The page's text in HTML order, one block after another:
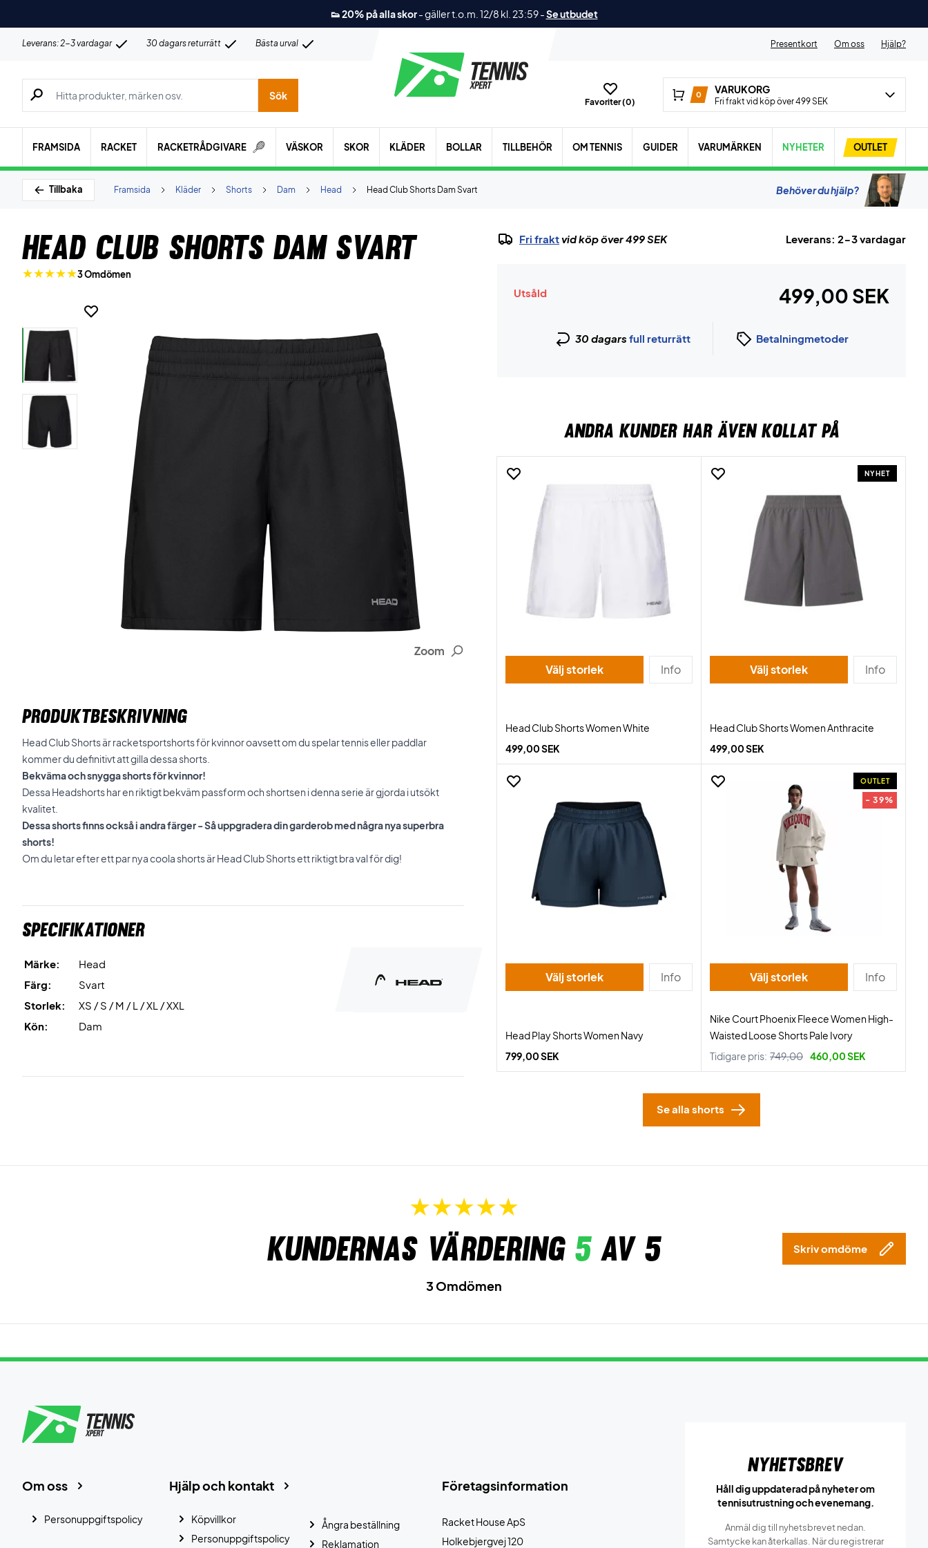
👟 20% på alla skor-gäller t.o.m. 12/8 kl. 23:59-Se utbudet
Leverans: 2-3 vardagar 30 dagars returrätt Bästa urval Presentkort Om oss Hjälp?
Sök efter produkter, märken osv.
Sök
Favoriter (0)
0 VARUKORG
Fri frakt vid köp över 499 SEK
FRAMSIDA RACKET RACKETRÅDGIVARE VÄSKOR SKOR KLÄDER BOLLAR TILLBEHÖR OM TENNIS GUIDER VARUMÄRKEN NYHETER OUTLET
Tillbaka Head Club Shorts Dam Svart
Head
Dam
Shorts
Kläder
Framsida Behöver du hjälp?
Head Club Shorts Dam Svart
3 Omdömen
Zoom
PRODUKTBESKRIVNING
Head Club Shorts är racketsportshorts för kvinnor oavsett om du spelar tennis eller paddlar
kommer du definitivt att gilla dessa shorts.
Bekväma och snygga shorts för kvinnor!
Dessa Headshorts har en riktigt bekväm passform och shortsen i denna serie är gjorda i utsökt
kvalitet.
Dessa shorts finns också i andra färger - Så uppgradera din garderob med några nya superbra
shorts!
Om du letar efter ett par nya coola shorts är Head Club Shorts ett riktigt bra val för dig!
Specifikationer
Märke:
Head
Färg:
Svart
Storlek:
XS / S / M / L / XL / XXL
Kön:
Dam
Fri fraktvid köp över 499 SEK Leverans: 2-3 vardagar
Utsåld 499,00 SEK
30 dagars full returrätt Betalningmetoder
ANDRA KUNDER HAR ÄVEN KOLLAT PÅ
Välj storlek Info
Head Club Shorts Women White
499,00 SEK
NYHET
Välj storlek Info
Head Club Shorts Women Anthracite
499,00 SEK
Välj storlek Info
Head Play Shorts Women Navy
799,00 SEK
OUTLET
- 39%
Välj storlek Info
Nike Court Phoenix Fleece Women High-
Waisted Loose Shorts Pale Ivory
Tidigare pris: 749,00 460,00 SEK
Se alla shorts
Kundernas värdering 5av 5 Skriv omdöme
3 Omdömen
Företagsinformation
Racket House ApS
Holkebjergvej 120
Hjälp och kontakt
Köpvillkor
Personuppgiftspolicy
Ångra beställning
Reklamation
Om oss
Personuppgiftspolicy
Nyhetsbrev
Håll dig uppdaterad på nyheter om
tennisutrustning och evenemang.
Anmäl dig till nyhetsbrevet nedan.
Samtycke kan återkallas. När du registrerar